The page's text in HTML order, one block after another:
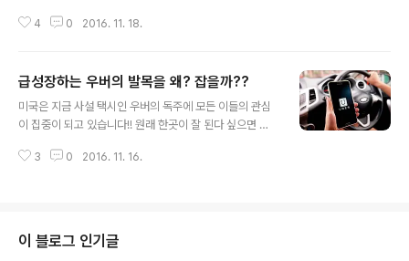
60년대 초반이었습니다. 당시 나라 금고에 달러가 있질 못
부부가 열심히 일을 해야하는 그런 구조였었습니다. 당시
그렇게 일을 하시는 분들은 부부가 열심히 일을 해 자기 사
업체를 마련을 하고 아이들을 키울수 있는 조그마한 자기
다. 그러던 선대 분들이 연세가 드시고 은퇴를 할 즈음엔 본
4 0 2016. 11. 18.
급성장하는 우버의 발목을 왜? 잡을까??
미국은 지금 사설 택시인 우버의 독주에 모든 이들의 관심
이 집중이 되고 있습니다!! 원래 한곳이 잘 된다 싶으면 반
이므로 이에 질세라 리프트 라고 이름하는 새로운 사설 택
을 수송하는 일반 택시 업계의 모습에서 벗어나 과감하게
새로운 영업 방식을 채택을 하고 있다는 이야기가 동종 업
3 0 2016. 11. 16.
이 블로그 인기글